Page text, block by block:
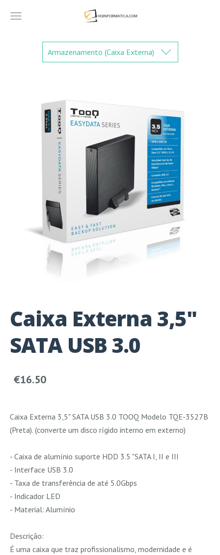
Armazenamento (Caixa Externa)
Caixa Externa 3,5"
SATA USB 3.0
€16.50
Caixa Externa 3,5" SATA USB 3.0 TOOQ Modelo TQE-3527B
(Preta). (converte um disco rígido interno em externo)
- Caixa de alumínio suporte HDD 3.5 "SATA I, II e III
- Interface USB 3.0
- Taxa de transferência de até 5.0Gbps
- Indicador LED
- Material: Alumínio
Descrição:
É uma caixa que traz profissionalismo, modernidade e é